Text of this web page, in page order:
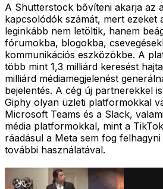
A Shutterstock bővíteni akarja az
kapcsolódók számát, mert ezeket
leginkább nem letöltik, hanem
fórumokba, blogokba,
kommunikációs eszközökbe. A
több mint 1,3 milliárd keresést
milliárd médiamegjelenést
bejelentés. A cég új partnerekkel
Giphy olyan üzleti platformokkal
Microsoft Teams és a Slack,
média platformokkal, mint a
ráadásul a Meta sem fog
további használatával.